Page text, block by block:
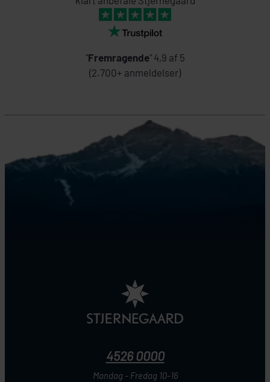
"Fremragende" 4,9 af 5
(2.700+ anmeldelser)
4526 0000
Mandag - Fredag 10-16